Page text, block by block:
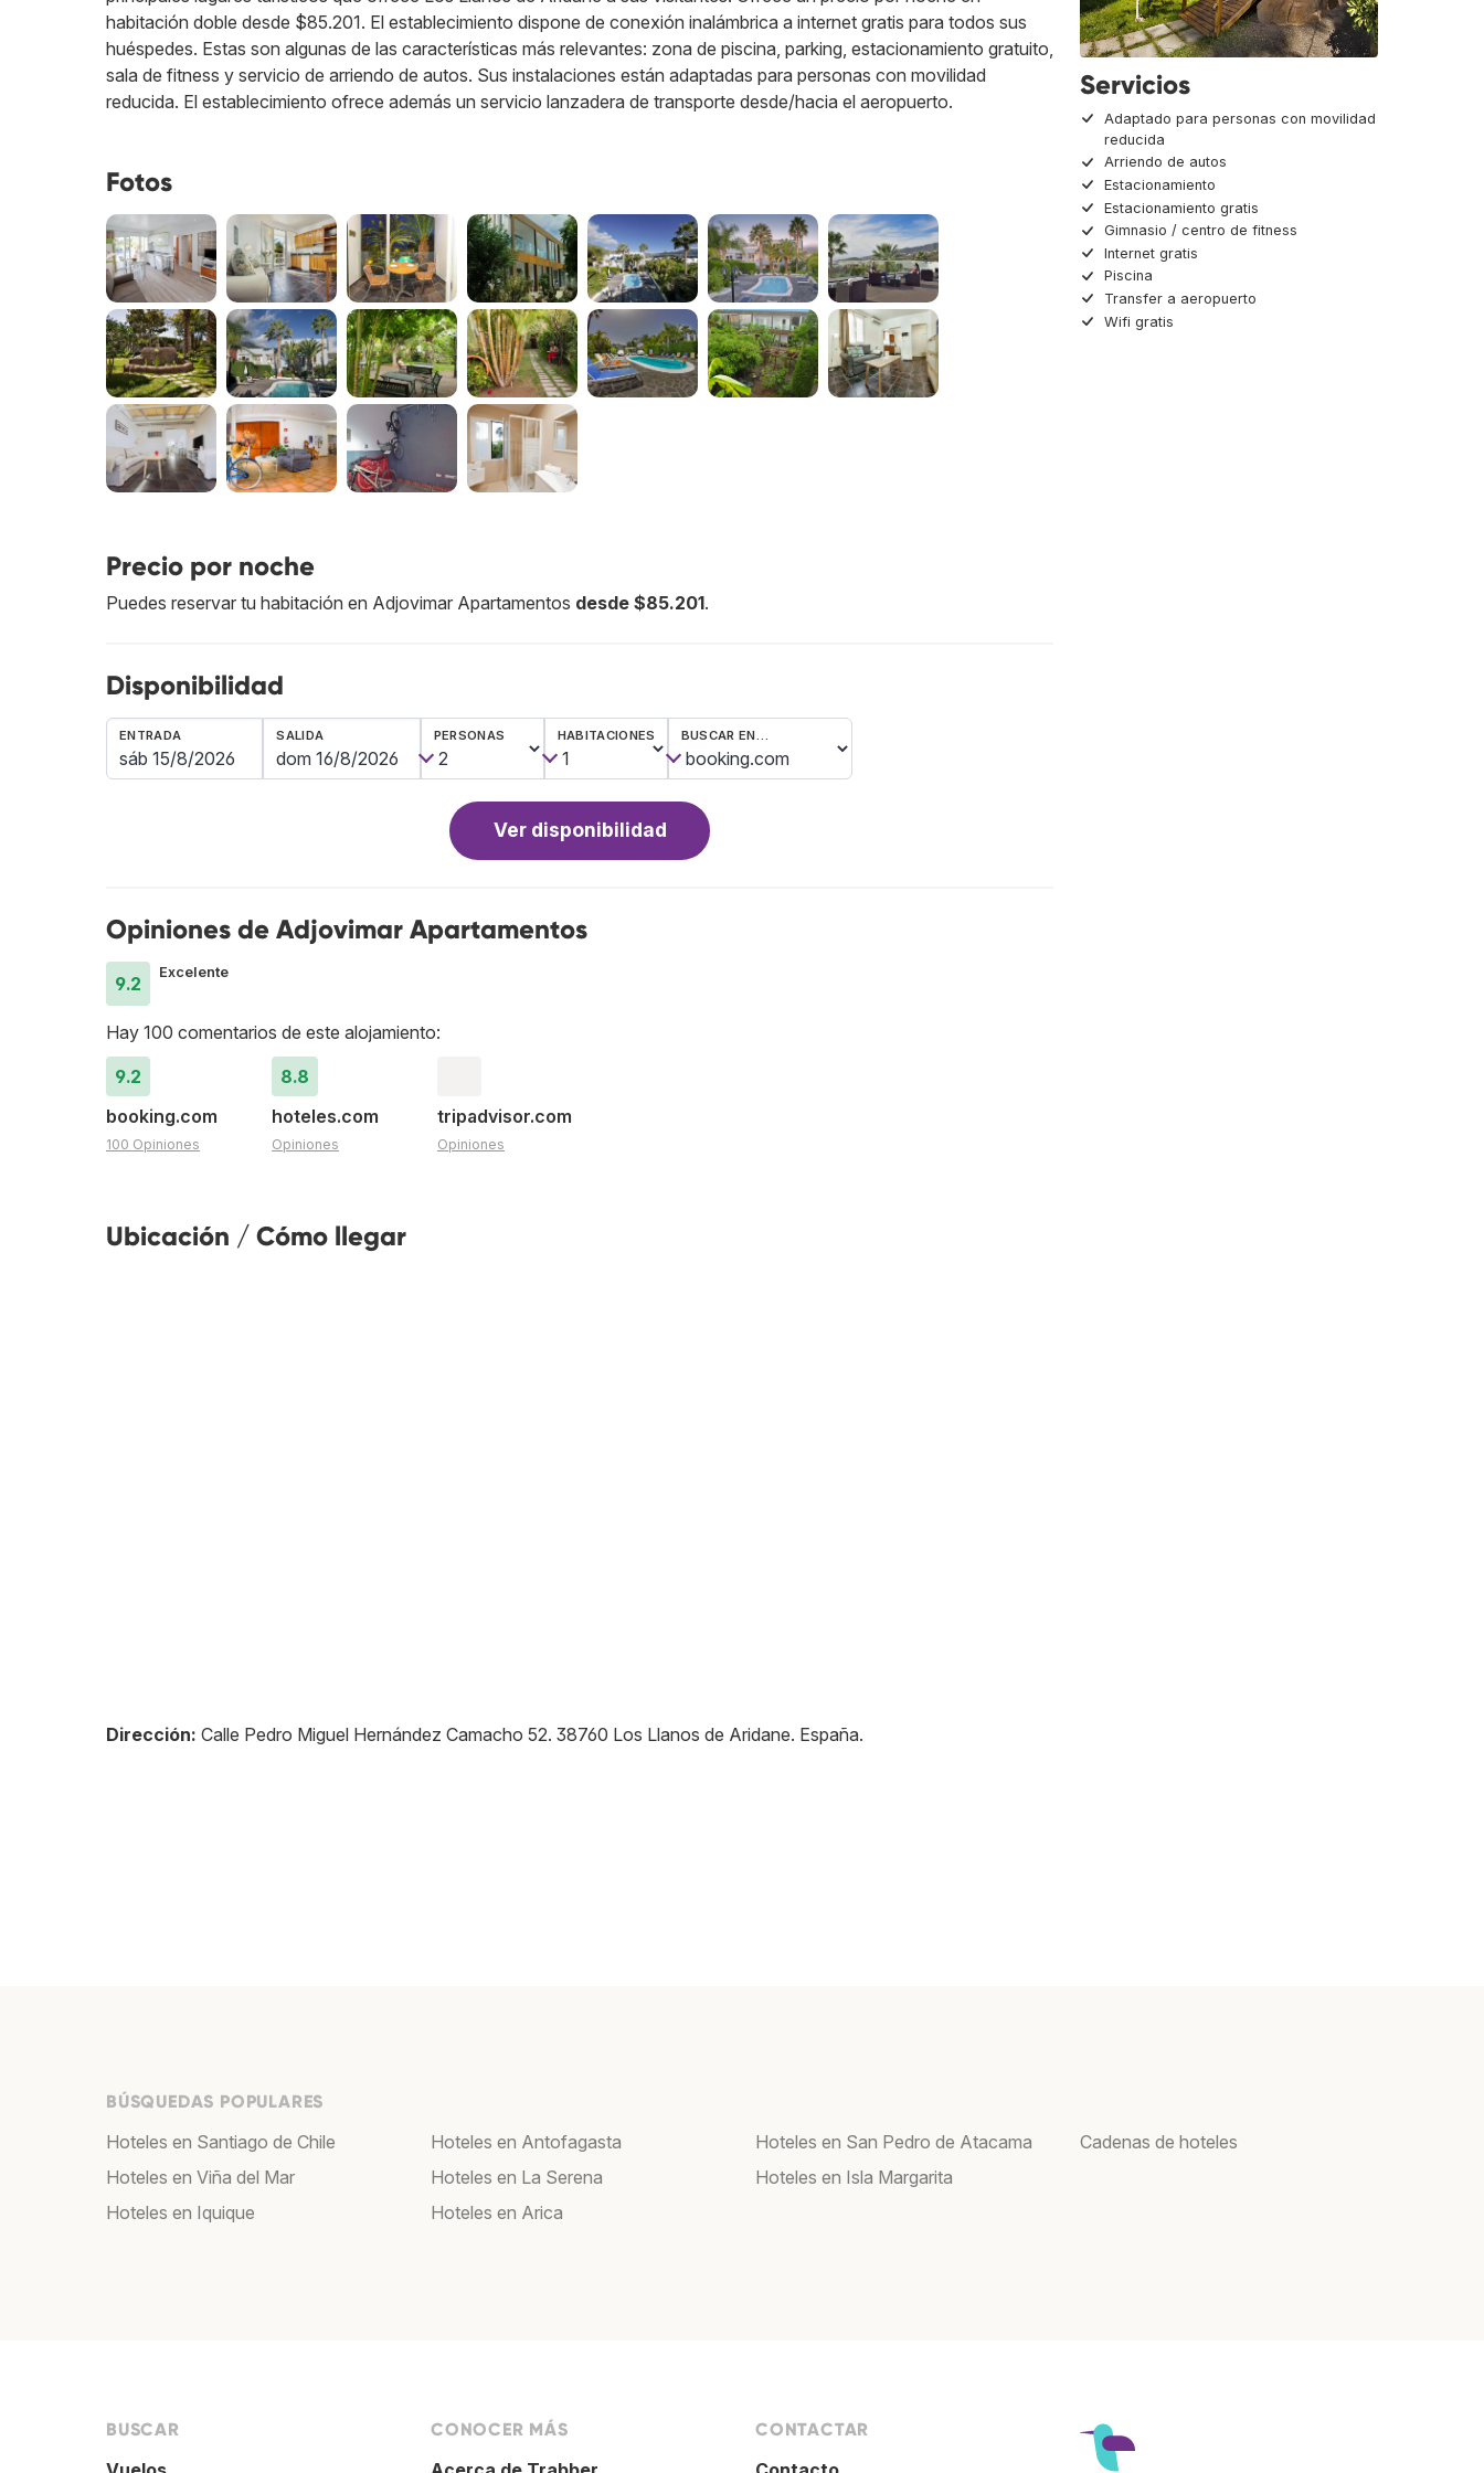
habitación doble desde $85.201. El establecimiento dispone de conexión inalámbrica a internet gratis para todos sus
huéspedes. Estas son algunas de las características más relevantes: zona de piscina, parking, estacionamiento gratuito,
sala de fitness y servicio de arriendo de autos. Sus instalaciones están adaptadas para personas con movilidad
reducida. El establecimiento ofrece además un servicio lanzadera de transporte desde/hacia el aeropuerto.
Fotos
Precio por noche
Puedes reservar tu habitación en Adjovimar Apartamentos desde $85.201.
Disponibilidad
ENTRADA SALIDA PERSONAS HABITACIONES BUSCAR EN…
Ver disponibilidad
Opiniones de Adjovimar Apartamentos
9.2
Excelente
Hay 100 comentarios de este alojamiento:
9.2
booking.com
100 Opiniones
8.8
hoteles.com
Opiniones
tripadvisor.com
Opiniones
Ubicación / Cómo llegar
Dirección: Calle Pedro Miguel Hernández Camacho 52. 38760 Los Llanos de Aridane. España.
Servicios
Adaptado para personas con movilidad
reducida
Arriendo de autos
Estacionamiento
Estacionamiento gratis
Gimnasio / centro de fitness
Internet gratis
Piscina
Transfer a aeropuerto
Wifi gratis
BÚSQUEDAS POPULARES
Hoteles en Santiago de Chile
Hoteles en Viña del Mar
Hoteles en Iquique
Hoteles en Antofagasta
Hoteles en La Serena
Hoteles en Arica
Hoteles en San Pedro de Atacama
Hoteles en Isla Margarita
Cadenas de hoteles
BUSCAR CONOCER MÁS CONTACTAR